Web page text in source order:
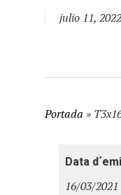
julio 11, 2022
Portada »
Data
16/03/2021